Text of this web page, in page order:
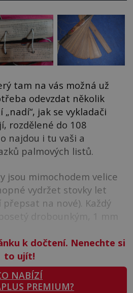
tam na vás možná už
odevzdat několik
jak se vykladači
rozdělené do 108
najdou i tu vaši a
palmových listů.
jsou mimochodem velice
vydržet stovky let
na nové). Každý
drobounkým, 1 mm
k dočtení. Nenechte si
to ujít!
NABÍZÍ
PREMIUM?